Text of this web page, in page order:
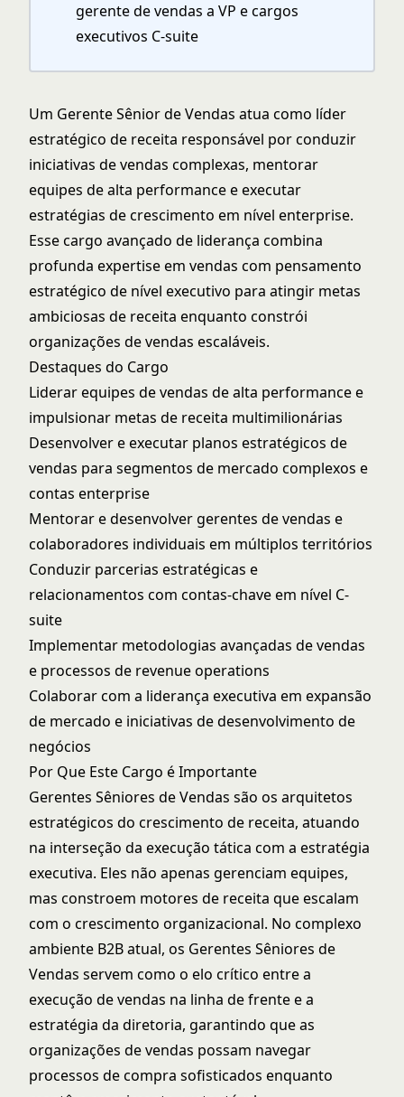
gerente de vendas a VP e cargos
executivos C-suite
Um Gerente Sênior de Vendas atua como líder
estratégico de receita responsável por conduzir
iniciativas de vendas complexas, mentorar
equipes de alta performance e executar
estratégias de crescimento em nível enterprise.
Esse cargo avançado de liderança combina
profunda expertise em vendas com pensamento
estratégico de nível executivo para atingir metas
ambiciosas de receita enquanto constrói
organizações de vendas escaláveis.
Destaques do Cargo
Liderar equipes de vendas de alta performance e
impulsionar metas de receita multimilionárias
Desenvolver e executar planos estratégicos de
vendas para segmentos de mercado complexos e
contas enterprise
Mentorar e desenvolver gerentes de vendas e
colaboradores individuais em múltiplos territórios
Conduzir parcerias estratégicas e
relacionamentos com contas-chave em nível C-
suite
Implementar metodologias avançadas de vendas
e processos de revenue operations
Colaborar com a liderança executiva em expansão
de mercado e iniciativas de desenvolvimento de
negócios
Por Que Este Cargo é Importante
Gerentes Sêniores de Vendas são os arquitetos
estratégicos do crescimento de receita, atuando
na interseção da execução tática com a estratégia
executiva. Eles não apenas gerenciam equipes,
mas constroem motores de receita que escalam
com o crescimento organizacional. No complexo
ambiente B2B atual, os Gerentes Sêniores de
Vendas servem como o elo crítico entre a
execução de vendas na linha de frente e a
estratégia da diretoria, garantindo que as
organizações de vendas possam navegar
processos de compra sofisticados enquanto